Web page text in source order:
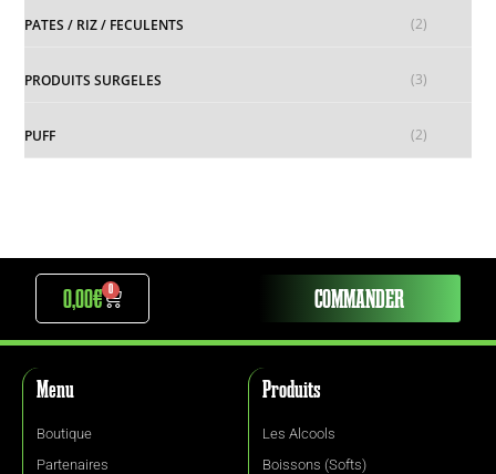
PATES / RIZ / FECULENTS (2)
PRODUITS SURGELES (3)
PUFF (2)
0,00€ 0 COMMANDER
Menu
Boutique
Partenaires
Produits
Les Alcools
Boissons (Softs)